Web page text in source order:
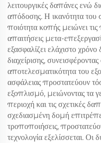
λειτουργικές δαπάνες ενώ
απόδοσης. Η ικανότητα του
ποιότητα κοπής μειώνει
απαιτήσεις μετα-
εξασφαλίζει ελάχιστο
διαχείρισης,
αποτελεσματικότητα του
ασφάλειας προστατεύουν
εξοπλισμό, μειώνοντας τα
περιοχή και τις σχετικές
σχεδιασμένη δομή
τροποποιήσεις,
τεχνολογία εξελίσσεται. Οι